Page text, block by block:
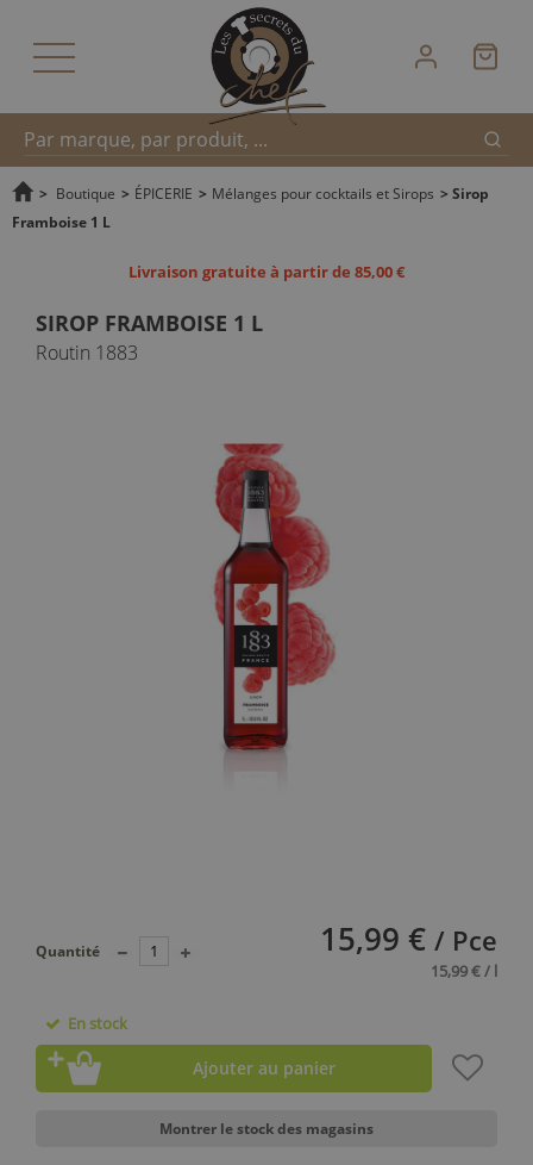
Recherche
> Boutique > ÉPICERIE > Mélanges pour cocktails et Sirops > Sirop
Framboise 1 L
Livraison gratuite à partir de 85,00 €
SIROP FRAMBOISE 1 L
Routin 1883
15,99 € / Pce
15,99 € / l
Quantité
En stock
Ajouter au panier
Montrer le stock des magasins